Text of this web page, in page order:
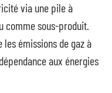
via une pile à
comme sous-produit.
émissions de gaz à
aux énergies